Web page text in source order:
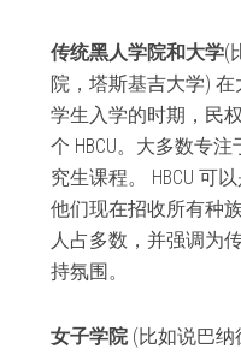
传统黑人学院和大学(
院，塔斯基吉大学)
学生入学的时期，民
个 HBCU。大多数专
究生课程。 HBCU 可
他们现在招收所有种
人占多数，并强调为
持氛围。
女子学院(比如说巴纳